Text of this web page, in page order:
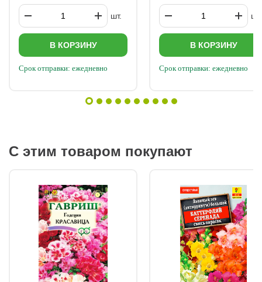
шт.
В КОРЗИНУ
Срок отправки: ежедневно
шт.
В КОРЗИНУ
Срок отправки: ежедневно
С этим товаром покупают